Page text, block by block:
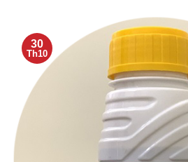
30
Th10